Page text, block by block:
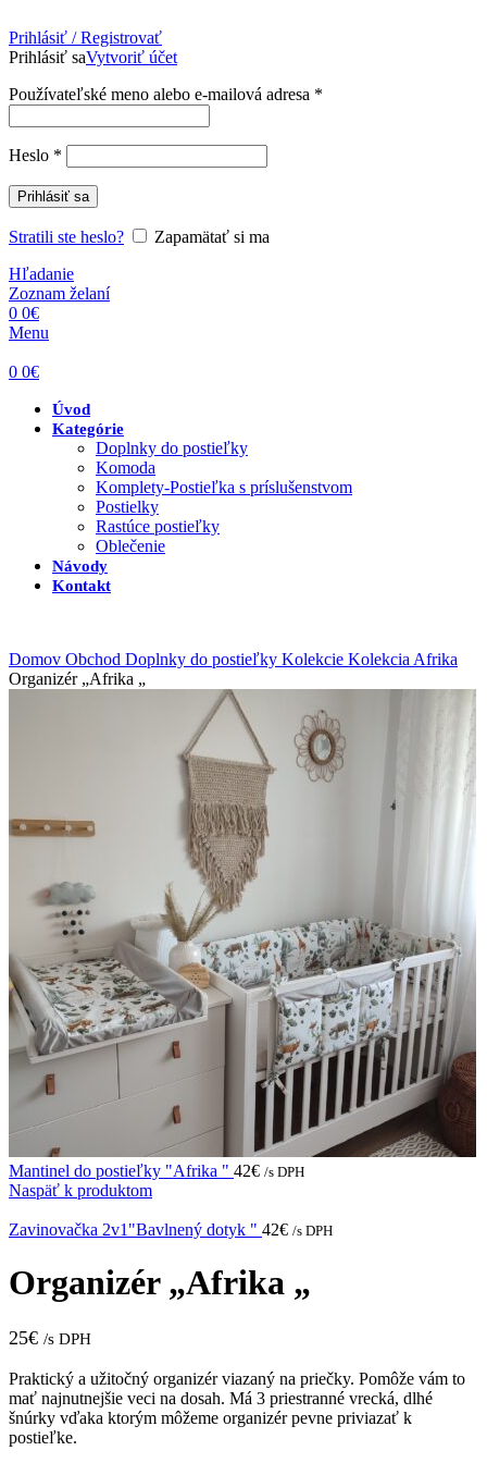
Prihlásiť / Registrovať
Prihlásiť saVytvoriť účet
Používateľské meno alebo e-mailová adresa *
Heslo *
Prihlásiť sa
Stratili ste heslo?
Zapamätať si ma
Hľadanie
Zoznam želaní
0 0€
Menu
0 0€
Úvod
Kategórie
Doplnky do postieľky
Komoda
Komplety-Postieľka s príslušenstvom
Postielky
Rastúce postieľky
Oblečenie
Návody
Kontakt
Domov Obchod Doplnky do postieľky Kolekcie Kolekcia Afrika
Organizér „Afrika „
Mantinel do postieľky "Afrika " 42€ /s DPH
Naspäť k produktom
Zavinovačka 2v1"Bavlnený dotyk " 42€ /s DPH
Organizér „Afrika „
25€ /s DPH
Praktický a užitočný organizér viazaný na priečky. Pomôže vám to
mať najnutnejšie veci na dosah. Má 3 priestranné vrecká, dlhé
šnúrky vďaka ktorým môžeme organizér pevne priviazať k
postieľke.